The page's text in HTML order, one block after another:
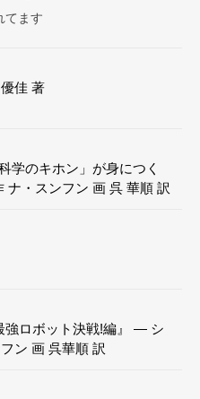
てます
佳 著
学のキホン」が身につく
・スンフン 画 呉 華順 訳
強ロボット決戦!編』 — シ
ン 画 呉華順 訳